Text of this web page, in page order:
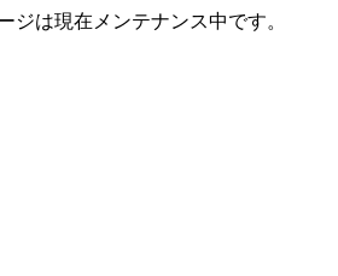
ジは現在メンテナンス中です。